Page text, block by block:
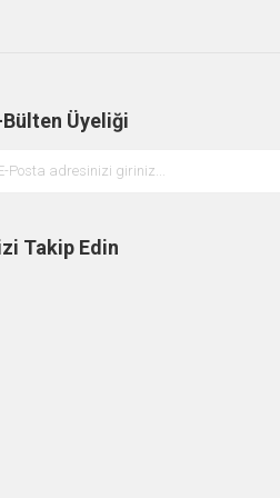
Bülten Üyeliği
Takip Edin